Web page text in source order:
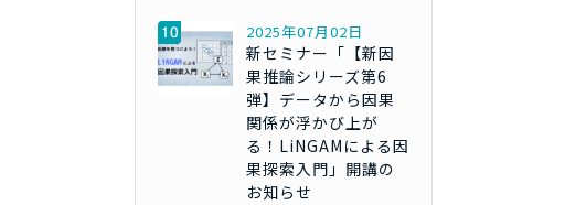
2025年07月02日
新セミナー「【新因
果推論シリーズ第6
弾】データから因果
関係が浮かび上が
る！LiNGAMによる因
果探索入門」開講の
お知らせ